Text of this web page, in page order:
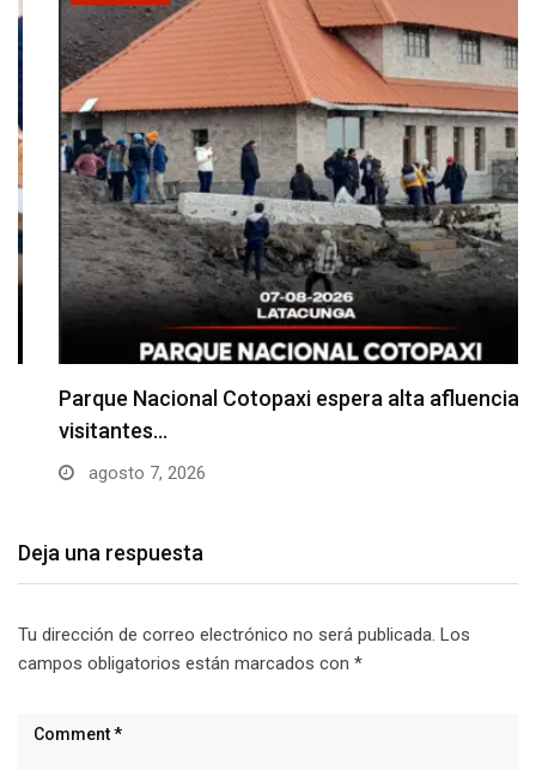
Parque Nacional Cotopaxi espera alta afluencia de
visitantes…
agosto 7, 2026
Deja una respuesta
Tu dirección de correo electrónico no será publicada. Los
campos obligatorios están marcados con *